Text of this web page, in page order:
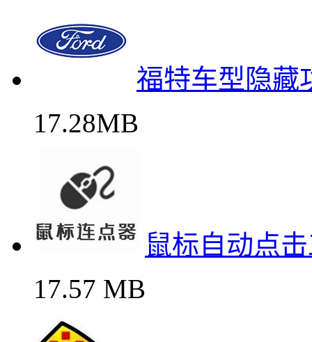
福特车型隐藏
17.28MB
鼠标自动点
17.57 MB